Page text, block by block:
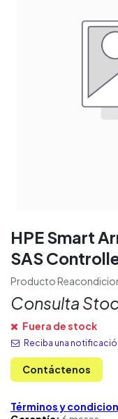
HPE Smart
SAS
Producto
Consulta
Fuera de stock
Reciba una
Contáctenos
Términos y